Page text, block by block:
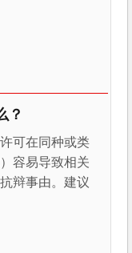
？
可在同种或类
容易导致相关
辩事由。建议